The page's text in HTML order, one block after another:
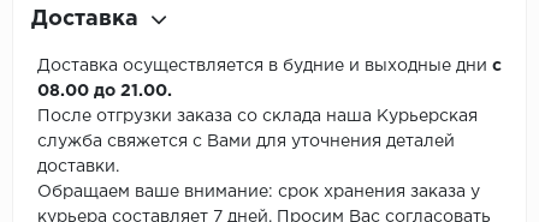
Доставка
Доставка осуществляется в будние и выходные дни с
08.00 до 21.00.
После отгрузки заказа со склада наша Курьерская
служба свяжется с Вами для уточнения деталей
доставки.
Обращаем ваше внимание: срок хранения заказа у
курьера составляет 7 дней. Просим Вас согласовать